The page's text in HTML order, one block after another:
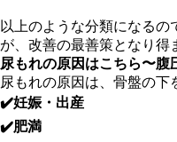
以上のような分類になる
が、改善の最善策となり得
尿もれの原因はこちら〜腹
尿もれの原因は、骨盤の下
✔️妊娠・出産
✔️肥満